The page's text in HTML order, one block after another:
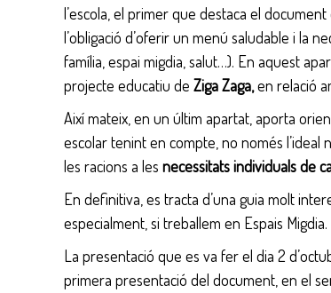
l
s
l’escola, el primer que destaca el document
l’obligació d’oferir un menú saludable i la
família, espai migdia, salut…). En aquest
projecte educatiu de Ziga Zaga,en relació
Així mateix, en un últim apartat, aporta
escolar tenint en compte, no només l’ideal
les racions a les necessitats individuals de
En definitiva, es tracta d’una guia molt
especialment, si treballem en Espais Migdia.
La presentació que es va fer el dia 2
primera presentació del document, en el